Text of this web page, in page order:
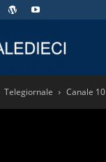
Telegiornale Canale